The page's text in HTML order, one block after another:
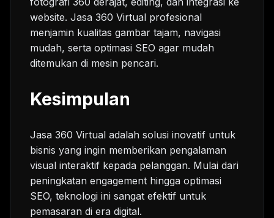
website. Jasa 360 Virtual profesional
menjamin kualitas gambar tajam, navigasi
mudah, serta optimasi SEO agar mudah
ditemukan di mesin pencari.
Kesimpulan
Jasa 360 Virtual adalah solusi inovatif untuk
bisnis yang ingin memberikan pengalaman
visual interaktif kepada pelanggan. Mulai dari
peningkatan engagement hingga optimasi
SEO, teknologi ini sangat efektif untuk
pemasaran di era digital.